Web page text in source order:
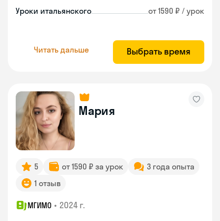
Уроки итальянского от 1590 ₽ / урок
Читать дальше Выбрать время
Мария
5 от 1590 ₽ за урок
3 года опыта
1 отзыв
МГИМО • 2024 г.